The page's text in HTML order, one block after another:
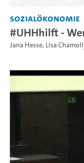
Sozialökonomie
#UHHhilft -
Jana Hesse, Lisa